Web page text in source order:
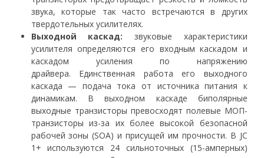
звука, которые так часто встречаются в других
твердотельных усилителях.
Выходной каскад: звуковые характеристики
усилителя определяются его входным каскадом и
каскадом усиления по напряжению
драйвера. Единственная работа его выходного
каскада — подача тока от источника питания к
динамикам. В выходном каскаде биполярные
выходные транзисторы превосходят полевые МОП-
транзисторы из-за их более высокой безопасной
рабочей зоны (SOA) и присущей им прочности. В JC
1+ используются 24 сильноточных (15-амперных)